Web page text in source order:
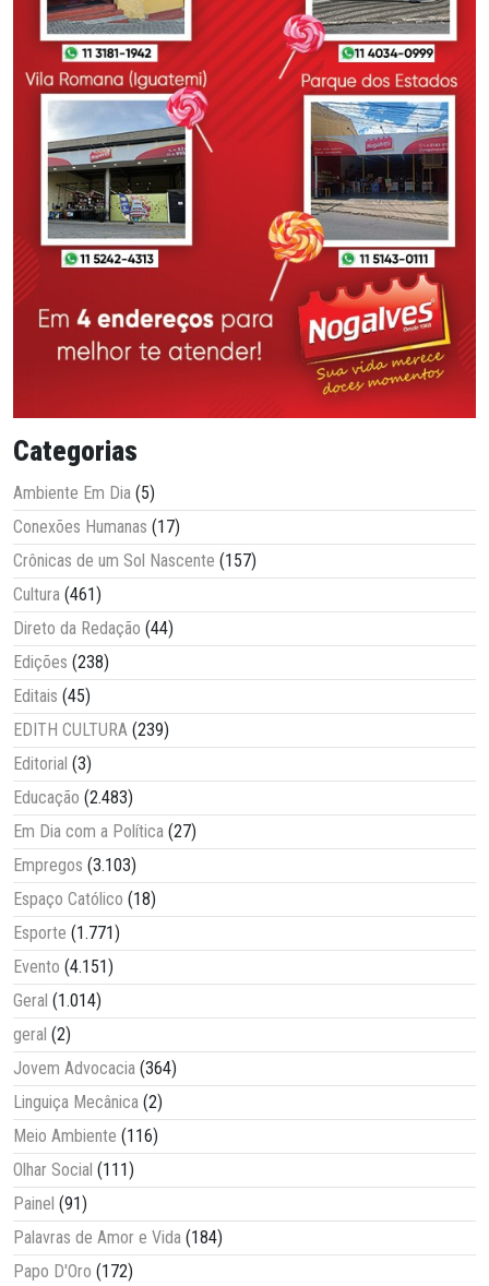
Categorias
Ambiente Em Dia (5)
Conexões Humanas (17)
Crônicas de um Sol Nascente (157)
Cultura (461)
Direto da Redação (44)
Edições (238)
Editais (45)
EDITH CULTURA (239)
Editorial (3)
Educação (2.483)
Em Dia com a Política (27)
Empregos (3.103)
Espaço Católico (18)
Esporte (1.771)
Evento (4.151)
Geral (1.014)
geral (2)
Jovem Advocacia (364)
Linguiça Mecânica (2)
Meio Ambiente (116)
Olhar Social (111)
Painel (91)
Palavras de Amor e Vida (184)
Papo D'Oro (172)